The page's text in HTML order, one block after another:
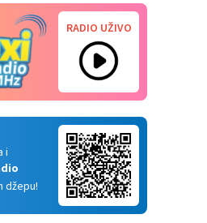
RADIO UŽIVO
i
džepu!